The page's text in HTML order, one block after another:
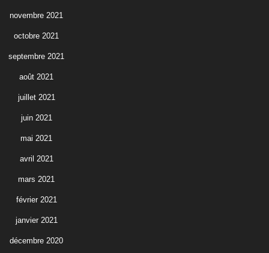
novembre 2021
octobre 2021
septembre 2021
août 2021
juillet 2021
juin 2021
mai 2021
avril 2021
mars 2021
février 2021
janvier 2021
décembre 2020